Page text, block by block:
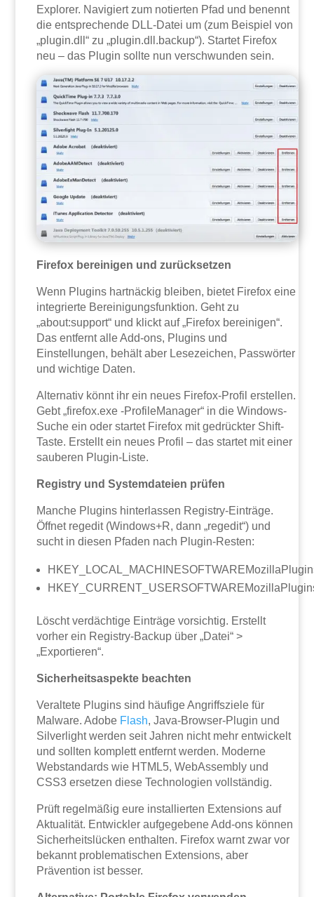
Explorer. Navigiert zum notierten Pfad und benennt
die entsprechende DLL-Datei um (zum Beispiel von
„plugin.dll“ zu „plugin.dll.backup“). Startet Firefox
neu – das Plugin sollte nun verschwunden sein.
Firefox bereinigen und zurücksetzen
Wenn Plugins hartnäckig bleiben, bietet Firefox eine
integrierte Bereinigungsfunktion. Geht zu
„about:support“ und klickt auf „Firefox bereinigen“.
Das entfernt alle Add-ons, Plugins und
Einstellungen, behält aber Lesezeichen, Passwörter
und wichtige Daten.
Alternativ könnt ihr ein neues Firefox-Profil erstellen.
Gebt „firefox.exe -ProfileManager“ in die Windows-
Suche ein oder startet Firefox mit gedrückter Shift-
Taste. Erstellt ein neues Profil – das startet mit einer
sauberen Plugin-Liste.
Registry und Systemdateien prüfen
Manche Plugins hinterlassen Registry-Einträge.
Öffnet regedit (Windows+R, dann „regedit“) und
sucht in diesen Pfaden nach Plugin-Resten:
Löscht verdächtige Einträge vorsichtig. Erstellt
vorher ein Registry-Backup über „Datei“ >
„Exportieren“.
Sicherheitsaspekte beachten
Veraltete Plugins sind häufige Angriffsziele für
Malware. Adobe Flash, Java-Browser-Plugin und
Silverlight werden seit Jahren nicht mehr entwickelt
und sollten komplett entfernt werden. Moderne
Webstandards wie HTML5, WebAssembly und
CSS3 ersetzen diese Technologien vollständig.
Prüft regelmäßig eure installierten Extensions auf
Aktualität. Entwickler aufgegebene Add-ons können
Sicherheitslücken enthalten. Firefox warnt zwar vor
bekannt problematischen Extensions, aber
Prävention ist besser.